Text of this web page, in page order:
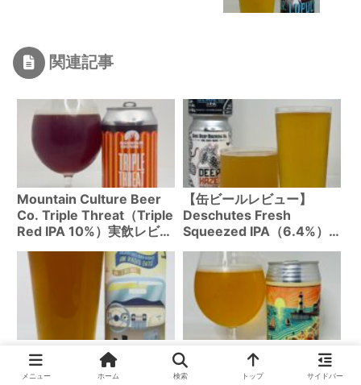
関連記事
Mountain Culture Beer
Co. Triple Threat（Triple
Red IPA 10%）実飲レビュ
【缶ビールレビュー】
Deschutes Fresh
Squeezed IPA（6.4%）
の定番シトラスIPA
クラフトビールレビュー :
Mumford / AM RADIO
2nd Story Ale Works /
Summer Break IPA
メニュー ホーム 検索 トップ サイドバー